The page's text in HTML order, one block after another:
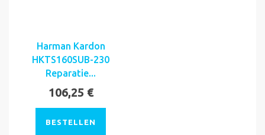
Harman Kardon
HKTS160SUB-230
Reparatie...
106,25 €
BESTELLEN